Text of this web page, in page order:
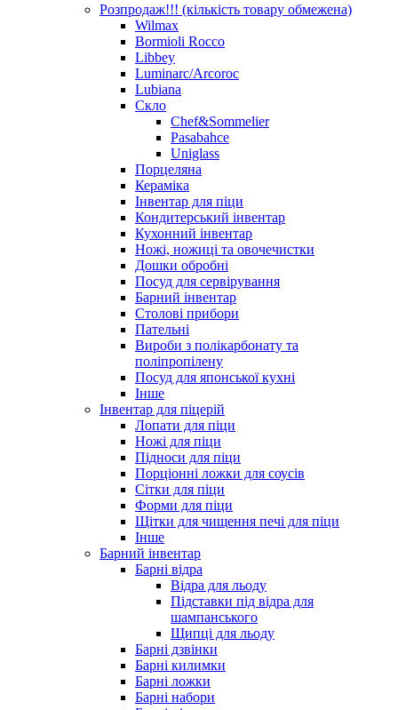
Розпродаж!!! (кількість товару обмежена)
Wilmax
Bormioli Rocco
Libbey
Luminarc/Arcoroc
Lubiana
Скло
Chef&Sommelier
Pasabahce
Uniglass
Порцеляна
Кераміка
Інвентар для піци
Кондитерський інвентар
Кухонний інвентар
Ножі, ножиці та овочечистки
Дошки обробні
Посуд для сервірування
Барний інвентар
Столові прибори
Пательні
Вироби з полікарбонату та
поліпропілену
Посуд для японської кухні
Інше
Інвентар для піцерій
Лопати для піци
Ножі для піци
Підноси для піци
Порціонні ложки для соусів
Сітки для піци
Форми для піци
Щітки для чищення печі для піци
Інше
Барний інвентар
Барні відра
Відра для льоду
Підставки під відра для
шампанського
Щипці для льоду
Барні дзвінки
Барні килимки
Барні ложки
Барні набори